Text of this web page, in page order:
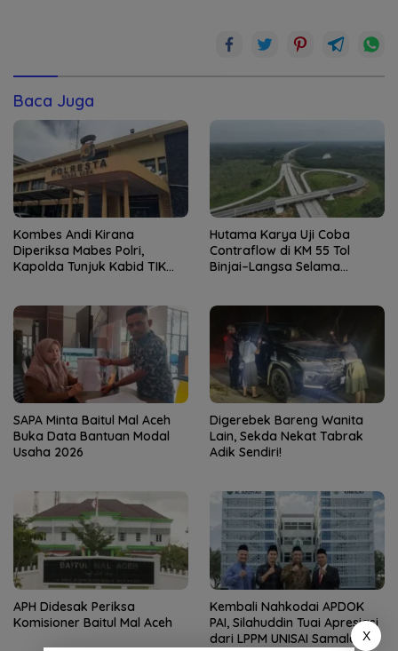
Baca Juga
Kombes Andi Kirana
Diperiksa Mabes Polri,
Kapolda Tunjuk Kabid TIK
Hutama Karya Uji Coba
Contraflow di KM 55 Tol
Binjai–Langsa Selama
SAPA Minta Baitul Mal Aceh
Buka Data Bantuan Modal
Usaha 2026
Digerebek Bareng Wanita
Lain, Sekda Nekat Tabrak
Adik Sendiri!
APH Didesak Periksa
Komisioner Baitul Mal Aceh
Kembali Nahkodai APDOK
PAI, Silahuddin Tuai Apresiasi
dari LPPM UNISAI Samalanga
X